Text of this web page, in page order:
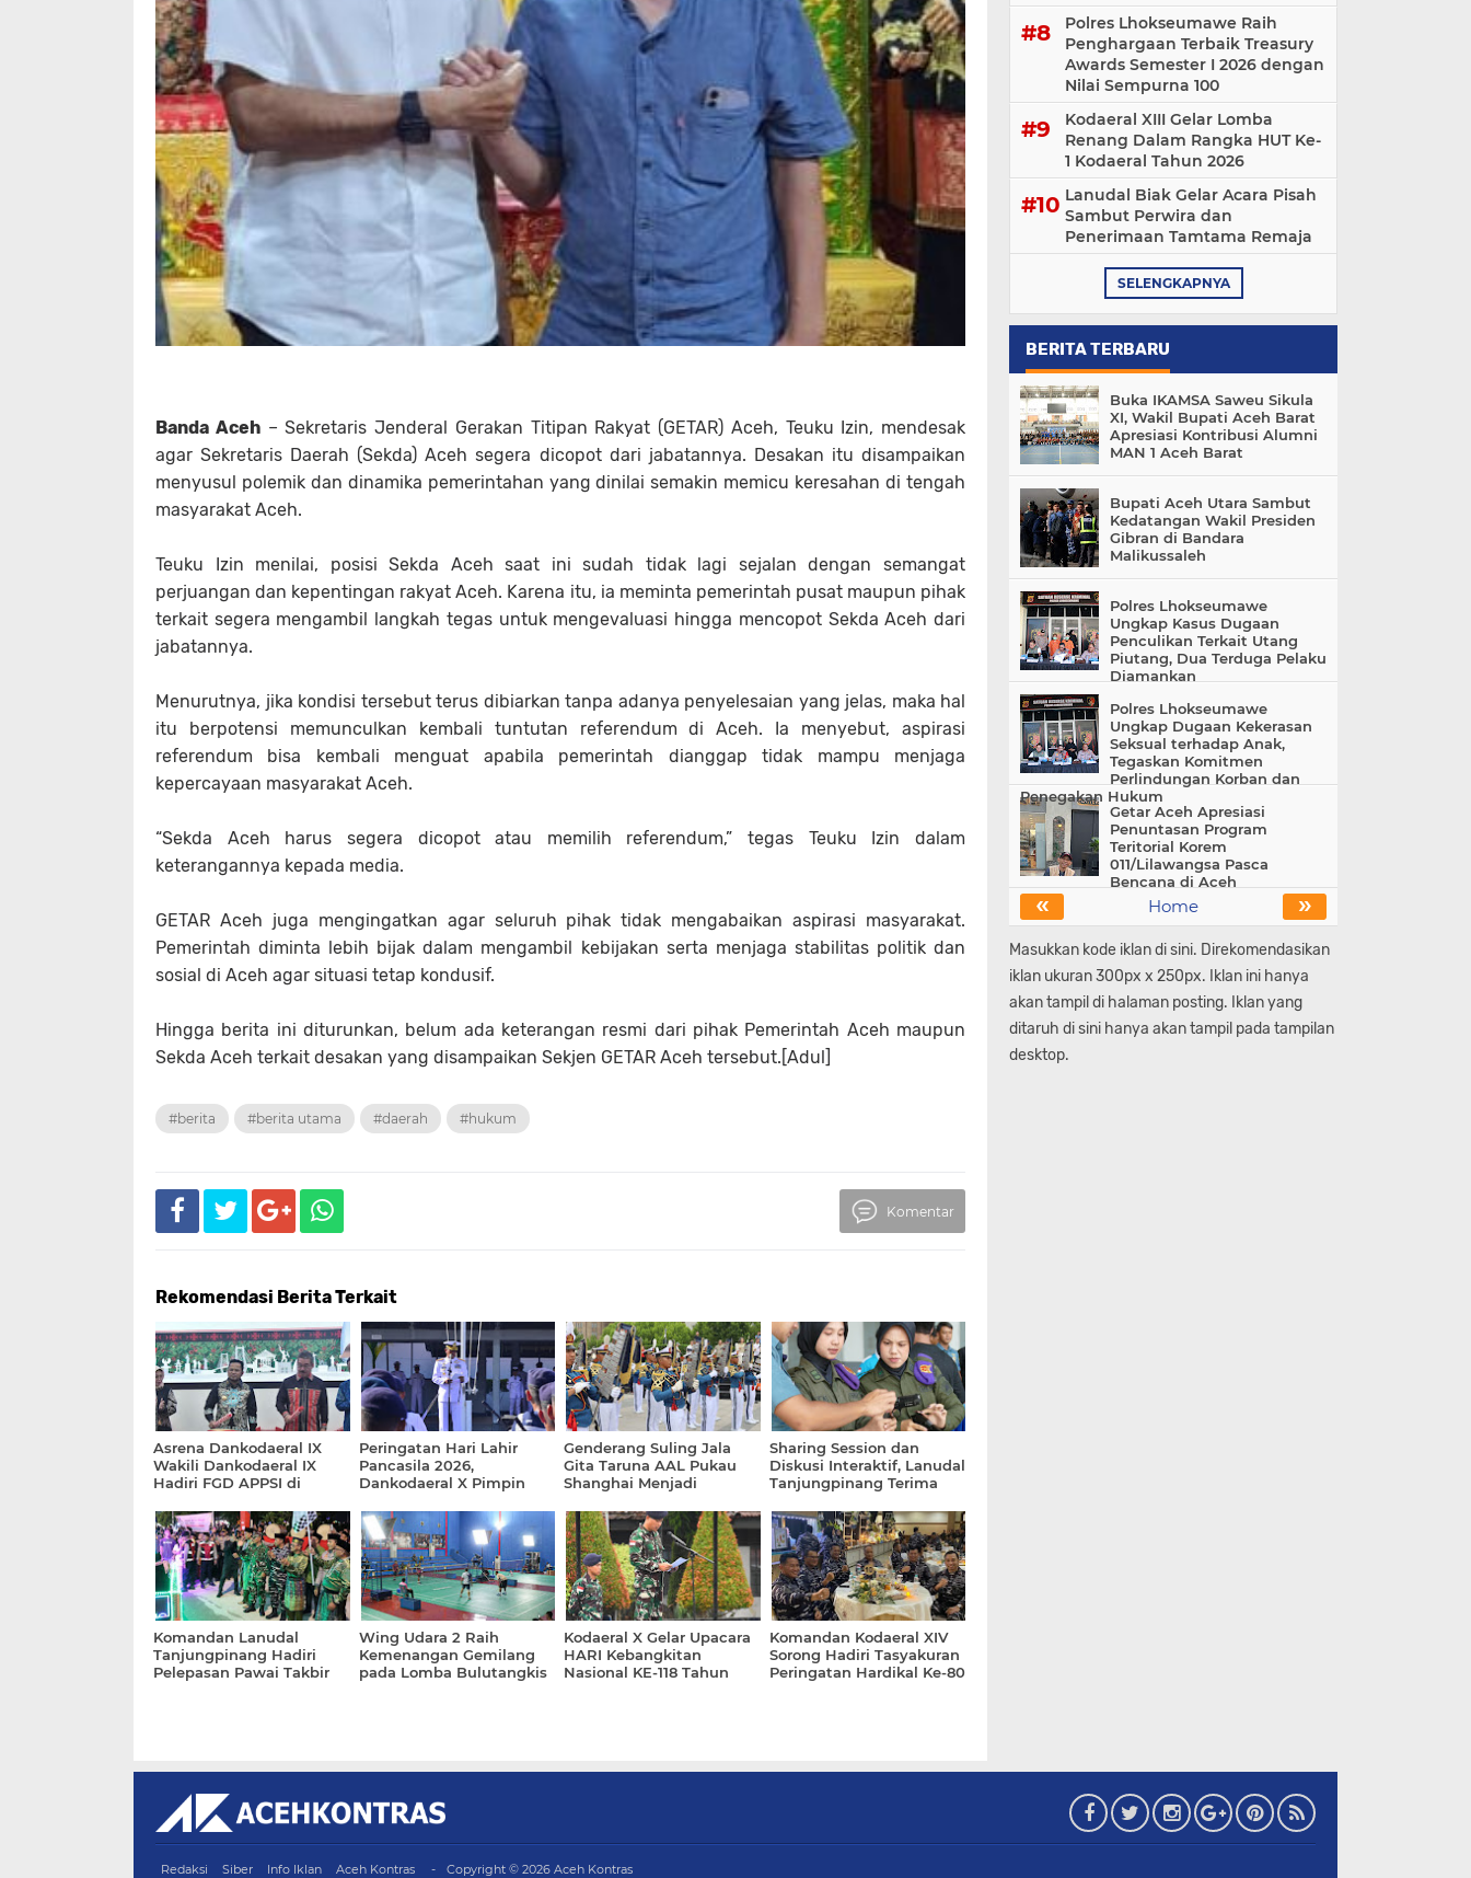
Banda Aceh– Sekretaris Jenderal Gerakan Titipan Rakyat (GETAR) Aceh, Teuku Izin, mendesak
agar Sekretaris Daerah (Sekda) Aceh segera dicopot dari jabatannya. Desakan itu disampaikan
menyusul polemik dan dinamika pemerintahan yang dinilai semakin memicu keresahan di tengah
masyarakat Aceh.
‎Teuku Izin menilai, posisi Sekda Aceh saat ini sudah tidak lagi sejalan dengan semangat
perjuangan dan kepentingan rakyat Aceh. Karena itu, ia meminta pemerintah pusat maupun pihak
terkait segera mengambil langkah tegas untuk mengevaluasi hingga mencopot Sekda Aceh dari
jabatannya.
‎Menurutnya, jika kondisi tersebut terus dibiarkan tanpa adanya penyelesaian yang jelas, maka hal
itu berpotensi memunculkan kembali tuntutan referendum di Aceh. Ia menyebut, aspirasi
referendum bisa kembali menguat apabila pemerintah dianggap tidak mampu menjaga
kepercayaan masyarakat Aceh.
‎“Sekda Aceh harus segera dicopot atau memilih referendum,” tegas Teuku Izin dalam
keterangannya kepada media.
‎GETAR Aceh juga mengingatkan agar seluruh pihak tidak mengabaikan aspirasi masyarakat.
Pemerintah diminta lebih bijak dalam mengambil kebijakan serta menjaga stabilitas politik dan
sosial di Aceh agar situasi tetap kondusif.
‎Hingga berita ini diturunkan, belum ada keterangan resmi dari pihak Pemerintah Aceh maupun
Sekda Aceh terkait desakan yang disampaikan Sekjen GETAR Aceh tersebut.[Adul]
#berita #berita utama #daerah #hukum
Komentar
Rekomendasi Berita Terkait
Asrena Dankodaeral IX
Wakili Dankodaeral IX
Hadiri FGD APPSI di
Peringatan Hari Lahir
Pancasila 2026,
Dankodaeral X Pimpin
X
Genderang Suling Jala
Gita Taruna AAL Pukau
Shanghai Menjadi
Budaya
Sharing Session dan
Diskusi Interaktif, Lanudal
Tanjungpinang Terima
dan Menwa Laksemane
Bentan STAIN Sultan
Abdurrahman Kepri
Komandan Lanudal
Tanjungpinang Hadiri
Pelepasan Pawai Takbir
Wing Udara 2 Raih
Kemenangan Gemilang
pada Lomba Bulutangkis
Kodaeral X Gelar Upacara
HARI Kebangkitan
Nasional KE-118 Tahun
Komandan Kodaeral XIV
Sorong Hadiri Tasyakuran
Peringatan Hardikal Ke-80
Polres Lhokseumawe Raih
Penghargaan Terbaik Treasury
Awards Semester I 2026 dengan
Nilai Sempurna 100
Kodaeral XIII Gelar Lomba
Renang Dalam Rangka HUT Ke-
1 Kodaeral Tahun 2026
Lanudal Biak Gelar Acara Pisah
Sambut Perwira dan
Penerimaan Tamtama Remaja
SELENGKAPNYA
BERITA TERBARU
Buka IKAMSA Saweu Sikula
XI, Wakil Bupati Aceh Barat
Apresiasi Kontribusi Alumni
MAN 1 Aceh Barat
Bupati Aceh Utara Sambut
Kedatangan Wakil Presiden
Gibran di Bandara
Malikussaleh
Polres Lhokseumawe
Ungkap Kasus Dugaan
Penculikan Terkait Utang
Piutang, Dua Terduga Pelaku
Diamankan
Polres Lhokseumawe
Ungkap Dugaan Kekerasan
Seksual terhadap Anak,
Tegaskan Komitmen
Perlindungan Korban dan
Penegakan Hukum
Getar Aceh Apresiasi
Penuntasan Program
Teritorial Korem
011/Lilawangsa Pasca
Bencana di Aceh
« »
Home
Masukkan kode iklan di sini. Direkomendasikan
iklan ukuran 300px x 250px. Iklan ini hanya
akan tampil di halaman posting. Iklan yang
ditaruh di sini hanya akan tampil pada tampilan
desktop.
Redaksi Siber Info Iklan Aceh Kontras Copyright © 2026 Aceh Kontras